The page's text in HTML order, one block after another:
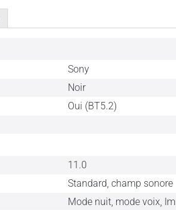
Sony
Noir
Oui (BT5.2)
11.0
Standard, champ sonore
Mode nuit, mode voix,